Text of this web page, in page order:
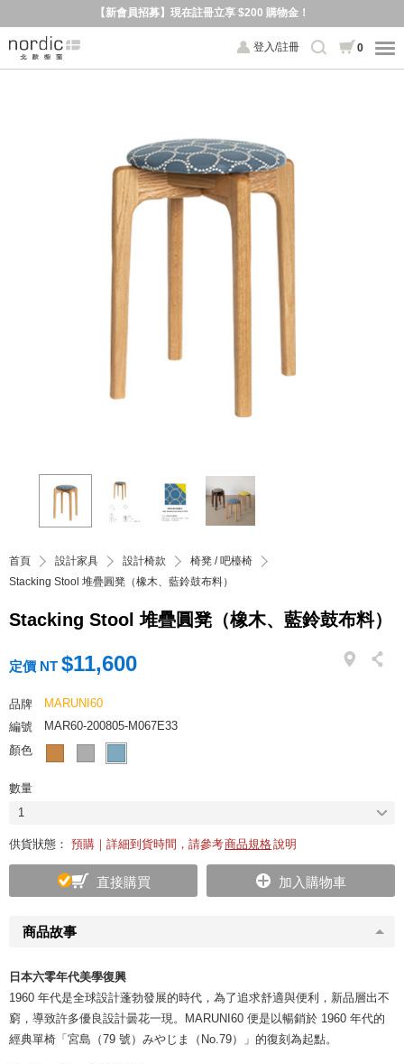
【新會員招募】現在註冊立享 $200 購物金！
登入/註冊 0
首頁 設計家具 設計椅款
椅凳 / 吧檯椅
Stacking Stool 堆疊圓凳（橡木、藍鈴鼓布料）
Stacking Stool 堆疊圓凳（橡木、藍鈴鼓布料）
商品故事
日本六零年代美學復興
1960 年代是全球設計蓬勃發展的時代，為了追求舒適與便利，新品層出不
窮，導致許多優良設計曇花一現。MARUNI60 便是以暢銷於 1960 年代的
經典單椅「宮島（79 號）みやじま（No.79）」的復刻為起點。
定價 NT $11,600
品牌
MARUNI60
編號
MAR60-200805-M067E33
顏色
數量
1
供貨狀態： 預購｜詳細到貨時間，請參考商品規格說明
直接購買 加入購物車